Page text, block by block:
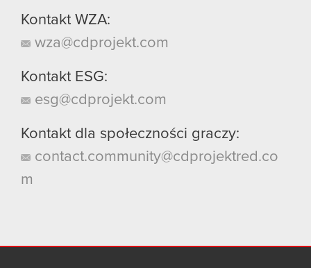
Kontakt WZA:
wza@cdprojekt.com
Kontakt ESG:
esg@cdprojekt.com
Kontakt dla społeczności graczy:
contact.community@cdprojektred.co
m